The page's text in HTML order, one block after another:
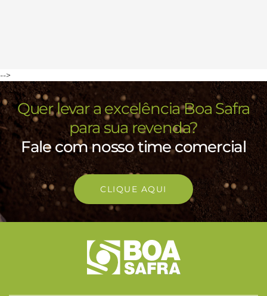
-->
Quer levar a excelência Boa Safra
para sua revenda?
Fale com nosso time comercial
CLIQUE AQUI